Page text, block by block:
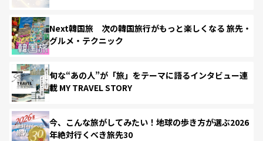
Next韓国旅 次の韓国旅行がもっと楽しくなる 旅先・
グルメ・テクニック
旬な“あの人”が「旅」をテーマに語るインタビュー連
載 MY TRAVEL STORY
今、こんな旅がしてみたい！地球の歩き方が選ぶ2026
年絶対行くべき旅先30